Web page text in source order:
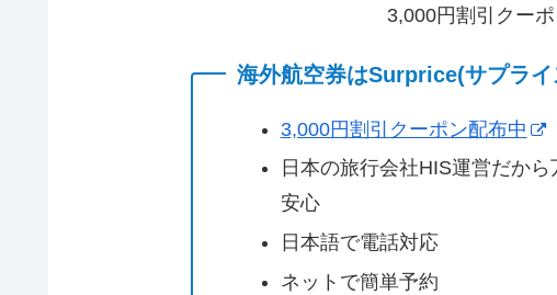
3,000円割引クーポ
海外航空券はSurprice(サプラ
3,000円割引クーポン配布中
日本の旅行会社HIS運営だか
安心
日本語で電話対応
ネットで簡単予約